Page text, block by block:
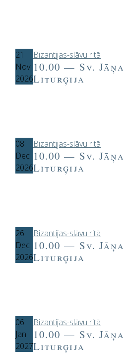
21
Nov
2026
Bizantijas-slāvu ritā
10.00 — Sv.
Liturģija
08
Dec
2026
Bizantijas-slāvu ritā
10.00 — Sv.
Liturģija
26
Dec
2026
Bizantijas-slāvu ritā
10.00 — Sv.
Liturģija
06
Jan
2027
Bizantijas-slāvu ritā
10.00 — Sv.
Liturģija